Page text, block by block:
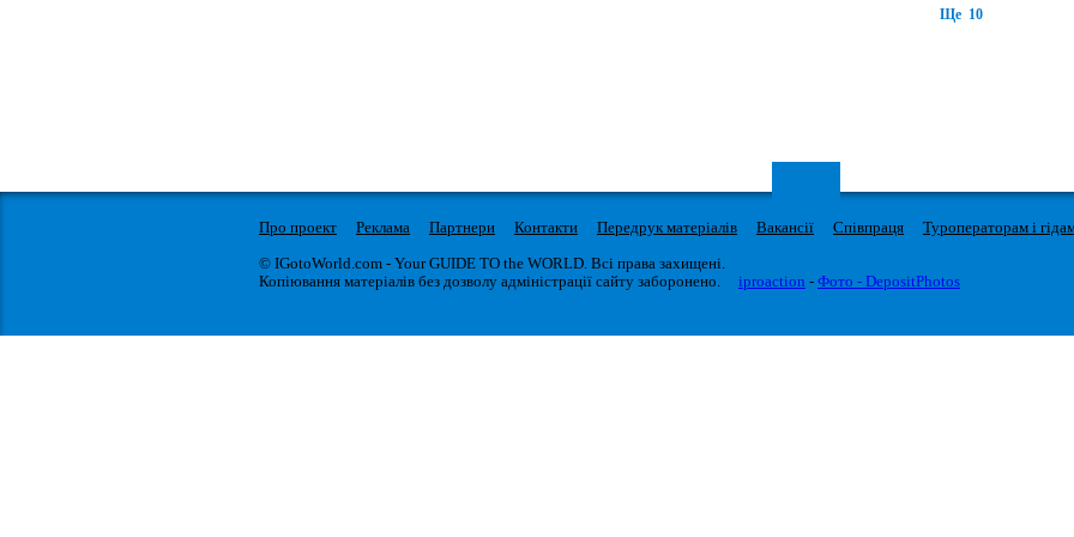
Ще 10
Про проект Реклама Партнери Контакти Передрук матеріалів Вакансії Співпраця Туроператорам і
© IGotoWorld.com - Your GUIDE TO the WORLD. Всі права захищені.
Копіювання матеріалів без дозволу адміністрації сайту заборонено.
iproaction - Фото - DepositPhotos